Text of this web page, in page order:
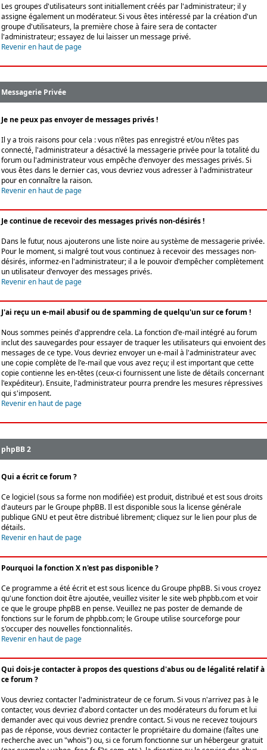
Les groupes d'utilisateurs sont initiallement créés par l'administrateur; il y
assigne également un modérateur. Si vous êtes intéressé par la création d'un
groupe d'utilisateurs, la première chose à faire sera de contacter
l'administrateur; essayez de lui laisser un message privé.
Revenir en haut de page
Messagerie Privée
Je ne peux pas envoyer de messages privés !
Il y a trois raisons pour cela : vous n'êtes pas enregistré et/ou n'êtes pas
connecté, l'administrateur a désactivé la messagerie privée pour la totalité du
forum ou l'administrateur vous empêche d'envoyer des messages privés. Si
vous êtes dans le dernier cas, vous devriez vous adresser à l'administrateur
pour en connaître la raison.
Revenir en haut de page
Je continue de recevoir des messages privés non-désirés !
Dans le futur, nous ajouterons une liste noire au système de messagerie privée.
Pour le moment, si malgré tout vous continuez à recevoir des messages non-
désirés, informez-en l'administrateur; il a le pouvoir d'empêcher complètement
un utilisateur d'envoyer des messages privés.
Revenir en haut de page
J'ai reçu un e-mail abusif ou de spamming de quelqu'un sur ce forum !
Nous sommes peinés d'apprendre cela. La fonction d'e-mail intégré au forum
inclut des sauvegardes pour essayer de traquer les utilisateurs qui envoient des
messages de ce type. Vous devriez envoyer un e-mail à l'administrateur avec
une copie complète de l'e-mail que vous avez reçu; il est important que cette
copie contienne les en-têtes (ceux-ci fournissent une liste de détails concernant
l'expéditeur). Ensuite, l'administrateur pourra prendre les mesures répressives
qui s'imposent.
Revenir en haut de page
phpBB 2
Qui a écrit ce forum ?
Ce logiciel (sous sa forme non modifiée) est produit, distribué et est sous droits
d'auteurs par leGroupe phpBB. Il est disponible sous la license générale
publique GNU et peut être distribué librement; cliquez sur le lien pour plus de
détails.
Revenir en haut de page
Pourquoi la fonction X n'est pas disponible ?
Ce programme a été écrit et est sous licence du Groupe phpBB. Si vous croyez
qu'une fonction doit être ajoutée, veuillez visiter le site web phpbb.com et voir
ce que le groupe phpBB en pense. Veuillez ne pas poster de demande de
fonctions sur le forum de phpbb.com; le Groupe utilise sourceforge pour
s'occuper des nouvelles fonctionnalités.
Revenir en haut de page
Qui dois-je contacter à propos des questions d'abus ou de légalité relatif à
ce forum ?
Vous devriez contacter l'administrateur de ce forum. Si vous n'arrivez pas à le
contacter, vous devriez d'abord contacter un des modérateurs du forum et lui
demander avec qui vous devriez prendre contact. Si vous ne recevez toujours
pas de réponse, vous devriez contacter le propriétaire du domaine (faîtes une
recherche avec un "whois") ou, si ce forum fonctionne sur un hébergeur gratuit